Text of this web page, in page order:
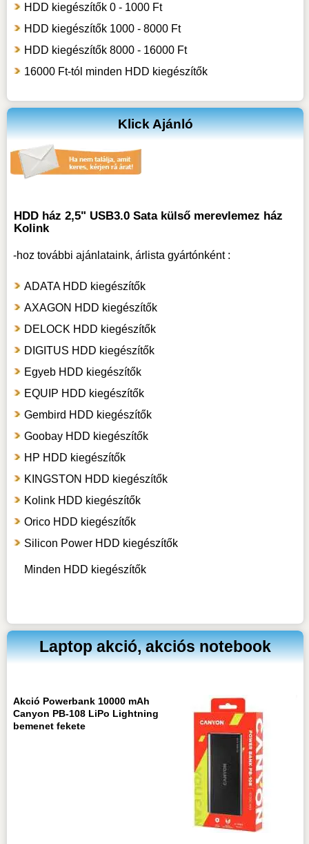
HDD kiegészítők 0 - 1000 Ft
HDD kiegészítők 1000 - 8000 Ft
HDD kiegészítők 8000 - 16000 Ft
16000 Ft-tól minden HDD kiegészítők
Klick Ajánló
HDD ház 2,5" USB3.0 Sata külső merevlemez ház
Kolink
-hoz további ajánlataink, árlista gyártónként :
ADATA HDD kiegészítők
AXAGON HDD kiegészítők
DELOCK HDD kiegészítők
DIGITUS HDD kiegészítők
Egyeb HDD kiegészítők
EQUIP HDD kiegészítők
Gembird HDD kiegészítők
Goobay HDD kiegészítők
HP HDD kiegészítők
KINGSTON HDD kiegészítők
Kolink HDD kiegészítők
Orico HDD kiegészítők
Silicon Power HDD kiegészítők
Minden HDD kiegészítők
Laptop akció, akciós notebook
Akció Powerbank 10000 mAh
Canyon PB-108 LiPo Lightning
bemenet fekete